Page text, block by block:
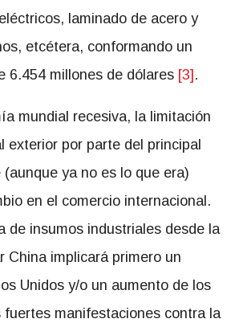
laminado de acero y
etcétera, conformando un
6.454 millones de dólares [3] .
mundial recesiva, la limitación
exterior por parte del principal
ya no es lo que era)
en el comercio internacional.
de insumos industriales desde la
China implicará primero un
Unidos y/o un aumento de los
manifestaciones contra la